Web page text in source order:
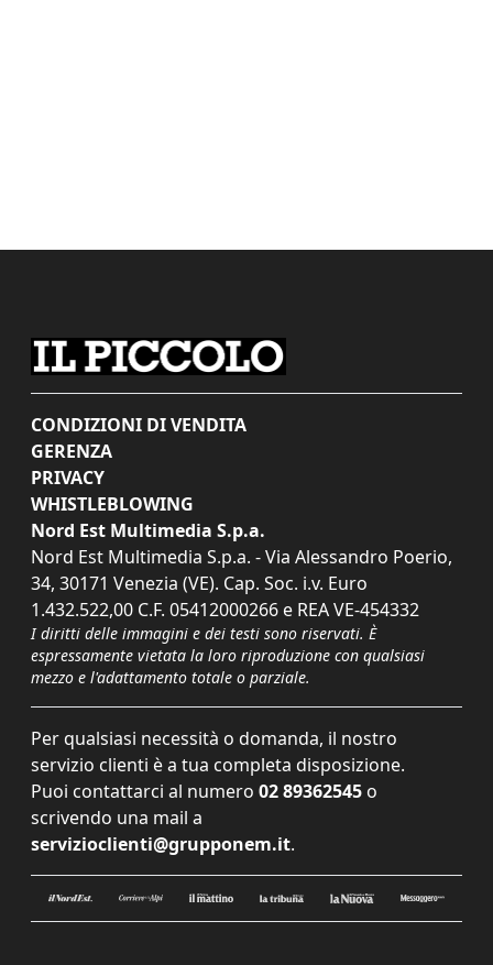
CONDIZIONI DI VENDITA
GERENZA
PRIVACY
WHISTLEBLOWING
Nord Est Multimedia S.p.a.
Nord Est Multimedia S.p.a. - Via Alessandro Poerio,
34, 30171 Venezia (VE). Cap. Soc. i.v. Euro
1.432.522,00 C.F. 05412000266 e REA VE-454332
I diritti delle immagini e dei testi sono riservati. È
espressamente vietata la loro riproduzione con qualsiasi
mezzo e l'adattamento totale o parziale.
Per qualsiasi necessità o domanda, il nostro
servizio clienti è a tua completa disposizione.
Puoi contattarci al numero 02 89362545 o
scrivendo una mail a
servizioclienti@grupponem.it.